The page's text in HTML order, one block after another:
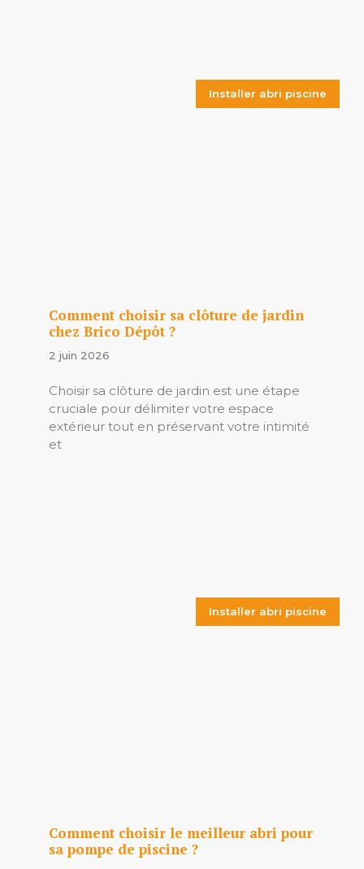
Installer abri piscine
Comment choisir sa clôture de jardin
chez Brico Dépôt ?
2 juin 2026
Choisir sa clôture de jardin est une étape
cruciale pour délimiter votre espace
extérieur tout en préservant votre intimité
et
Installer abri piscine
Comment choisir le meilleur abri pour
sa pompe de piscine ?